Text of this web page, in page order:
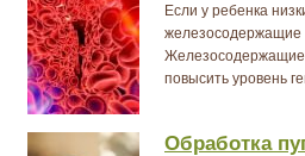
Если у ребенка
железосодержащие
повысить уровень
Обработка